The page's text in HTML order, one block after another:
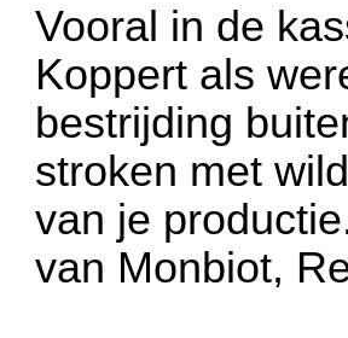
Vooral in de
Koppert als
bestrijding
stroken met
van je
van Monbiot,